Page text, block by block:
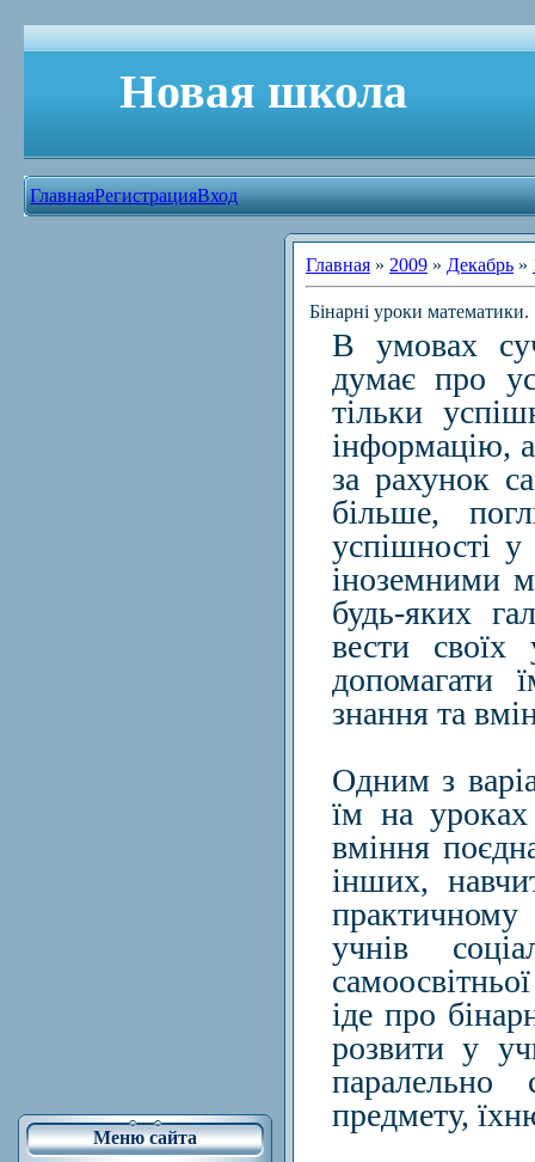
Новая школа
ГлавнаяРегистрацияВход
Меню сайта
Главная » 2009 » Декабрь »
Бінарні уроки математики.
В умовах
думає про
тільки
інформацію,
за рахунок
більше,
успішності
іноземними
будь-яких
вести
допомагати
знання та
Одним з
їм на
вміння
інших,
учнів
іде про
розвити у
паралельно
предмету,